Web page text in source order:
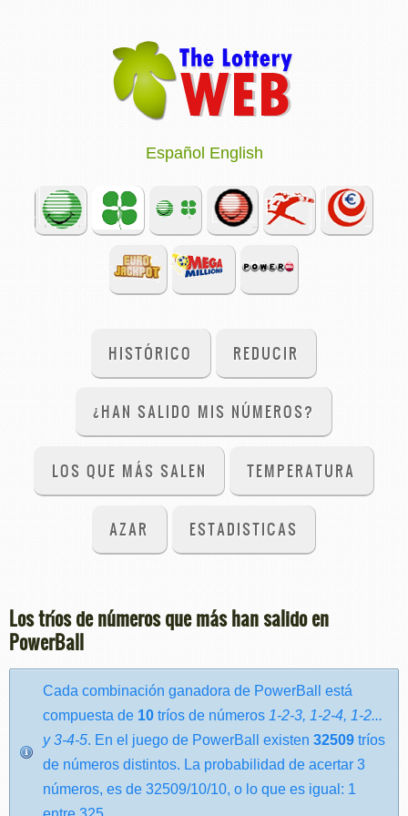
Español English
HISTÓRICO REDUCIR
¿HAN SALIDO MIS NÚMEROS?
LOS QUE MÁS SALEN TEMPERATURA
AZAR ESTADISTICAS
Los tríos de números que más han salido en
PowerBall
Cada combinación ganadora de PowerBall está
compuesta de 10 tríos de números 1-2-3, 1-2-4, 1-2...
y 3-4-5. En el juego de PowerBall existen 32509 tríos
de números distintos. La probabilidad de acertar 3
números, es de 32509/10/10, o lo que es igual: 1